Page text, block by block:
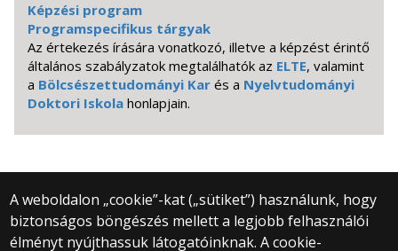
Képzési program
Programspecifikus tárgyak
Az értekezés írására vonatkozó, illetve a képzést érintő
általános szabályzatok megtalálhatók az ELTE, valamint
a Bölcsészettudományi Kar és a Nyelvtudományi
Doktori Iskola honlapjain.
A weboldalon „cookie”-kat („sütiket”) használunk, hogy
biztonságos böngészés mellett a legjobb felhasználói
élményt nyújthassuk látogatóinknak. A cookie-
© 2025 Eötvös Loránd Tudományegyetem
Minden jog fenntartva.